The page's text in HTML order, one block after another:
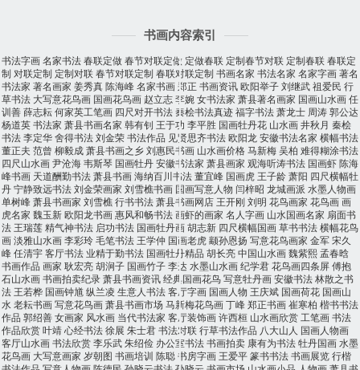
书画内容索引
书法字画名家书法春联定做春节对联定做 定做春联 定制春节对联 定制春联春联定
制 对联定制 定制对联春节对联定制 春联对联定制 书画名家 书法名家 名家字画著名
书法家 著名画家 姜秀真陈海峰名家书画郑正 书画资讯欧阳举子刘继武祖爱民 行
草书法 大写意花鸟画 国画花鸟画 赵立志李婉 女书法家 萧县著名画家 国画山水画任
训善薛志耘何家英工笔画 四尺对开书法秦桧书法真迹福字书法萧龙士 周涛郭公达
杨道英书法家 萧县书画名家 韩有钊 王于功 李平胜 国画牡丹花 山水画井秋月 秦桧
书法李定华舍得书法刘金荣书法作品 见贤思齐书法欧阳龙安徽书法名家 横幅书法
董正夫 范曾 柳毅成萧县书画之乡刘惠民书画 山水画价格马新梅吴柏 难得糊涂书法
四尺山水画尹沧海韦斯琴 国画牡丹安徽书法家 萧县画家 观海听涛书法 国画虾陈海
峰书画 天道酬勤书法萧县书画海纳百川书法董宜峰 国画虎 王子龄萧阳 四尺横幅牡
丹宁静致远书法刘金荣画家 刘雪樵书画 国画写意人物 闫梓昭 龙城画派 水墨人物画
单树峰萧县书画家 刘雪樵行书书法萧县书画网店 王开刚刘明 花鸟画家 花鸟画画
虎名家 魏玉新欧阳龙书画惠风和畅书法画虾的画家 名人字画 山水国画名家 扇面书
法 王瑞莲精气神书法 启功书法 国画牡丹画胡志新 四尺横幅国画草书书法横幅花鸟
画淡雅山水画李彩玲毛笔书法 王学仲 国画老虎颛孙恩扬 写意花鸟画家 金军宋久
峰任清宇客厅书法业精于勤书法 国画牡丹精品 胡长亮中国山水画魏紫熙孟春晗
书画作品 画家 耿宏亮胡涧子 国画竹子李达水墨山水画纪学君花鸟画四条屏傅抱
石山水画书画拍卖纪录萧县书画资讯经典国画花鸟写意牡丹画安徽书法林散之书
法 王若桦 国画钟馗纵兰凌 生意人书法客厅字画 国画人物 王庆斌 国画荷花 国画山
水 老耘书画写意花鸟画萧县书画市场 马新梅花鸟画丁峰郑正书画崔寒柏 楷书书法
作品 郭绍善女画家 风水画 当代书法家 客厅装饰画许西桓 山水画欣赏 工笔画书法
作品欣赏叶靖心经书法徐展 朱士君书法对联行草书法作品 八大山人 国画人物画
客厅山水画书法欣赏李乐武朱绍俭 办公室书法书画拍卖 康有为书法牡丹国画水墨
花鸟画 大写意画家 岁朝图 书画培训 陈聪书房字画 王爱平篆书书法书画展览行楷